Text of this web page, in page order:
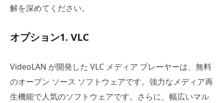
解を深めてください。
オプション1. VLC
VideoLAN が開発した VLC メディア プレーヤーは、無料
のオープン ソース ソフトウェアです。強力なメディア再
生機能で人気のソフトウェアです。さらに、幅広いマル